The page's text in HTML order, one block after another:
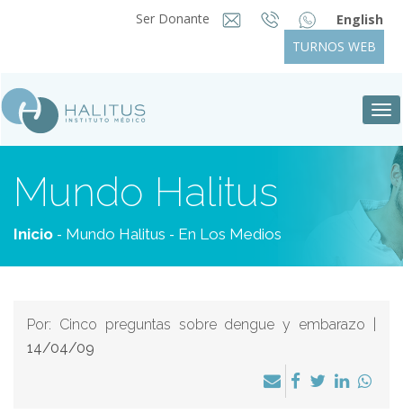
Ser Donante
English
TURNOS WEB
Mundo Halitus
Inicio - Mundo Halitus - En Los Medios
Por: Cinco preguntas sobre dengue y embarazo |
14/04/09